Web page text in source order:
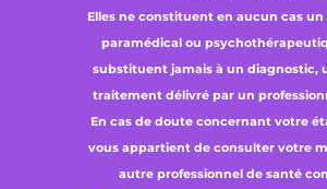
Elles ne constituent en aucun cas
paramédical ou
substituent jamais à un diagnostic,
traitement délivré par un
En cas de doute concernant votre
vous appartient de consulter votre
autre professionnel de santé